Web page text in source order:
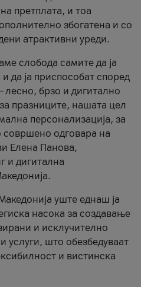
претплата, и тоа
збогатена и со
атрактивни уреди.
слобода самите да ја
да ја приспособат според
брзо и дигитално
празниците, нашата цел
персонализација, за
совршено одговара на
Елена Панова,
и дигитална
уште еднаш ја
насока за создавање
и исклучително
услуги, што обезбедуваат
и вистинска